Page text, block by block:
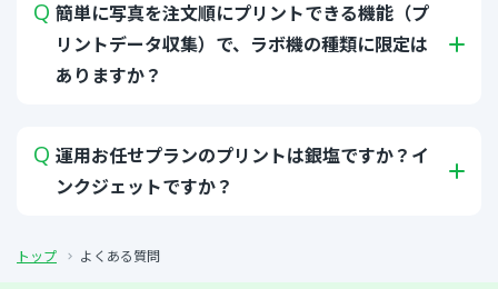
簡単に写真を注文順にプリントできる機能（プ
リントデータ収集）で、ラボ機の種類に限定は
ありますか？
運用お任せプランのプリントは銀塩ですか？イ
ンクジェットですか？
トップ よくある質問